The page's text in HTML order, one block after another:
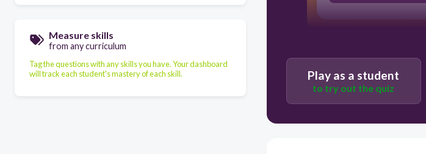
Measure skills
from any curriculum
Tag the questions with any skills you have. Your dashboard
will track each student's mastery of each skill.
Play as a student
to try out the quiz